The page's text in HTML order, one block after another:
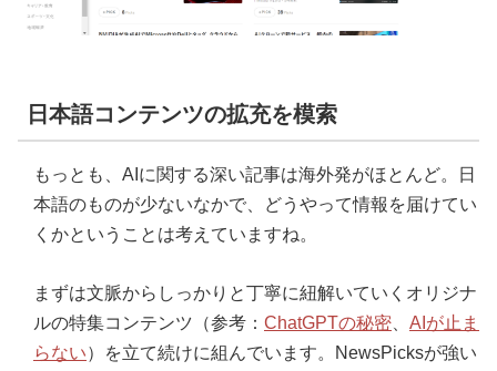
日本語コンテンツの拡充を模索
もっとも、AIに関する深い記事は海外発がほとんど。日
本語のものが少ないなかで、どうやって情報を届けてい
くかということは考えていますね。
まずは文脈からしっかりと丁寧に紐解いていくオリジナ
ルの特集コンテンツ（参考： ChatGPTの秘密
AIが止ま
らない）を立て続けに組んでいます。NewsPicksが強い